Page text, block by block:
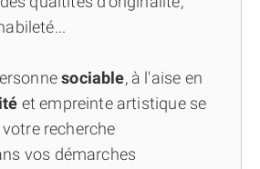
sociable, à l'aise en
et empreinte artistique se
recherche
vos démarches